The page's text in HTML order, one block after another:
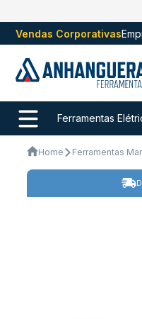
Vendas Corporativas
Ferramentas
Home Ferramentas